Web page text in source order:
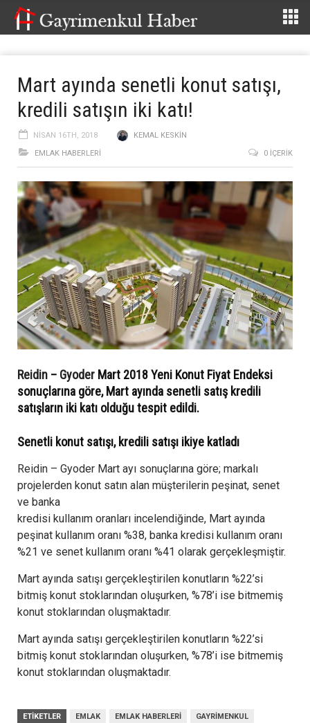
Mart ayında senetli konut satışı,
kredili satışın iki katı!
NISAN 16TH, 2018
KEMAL KESKIN
EMLAK HABERLERI
0 İÇERIK
Reidin – Gyoder Mart 2018 Yeni Konut Fiyat Endeksi
sonuçlarına göre, Mart ayında senetli satış kredili
satışların iki katı olduğu tespit edildi.
Senetli konut satışı, kredili satışı ikiye katladı
Reidin – Gyoder Mart ayı sonuçlarına göre; markalı
projelerden konut satın alan müşterilerin peşinat, senet
ve banka
kredisi kullanım oranları incelendiğinde, Mart ayında
peşinat kullanım oranı %38, banka kredisi kullanım oranı
%21 ve senet kullanım oranı %41 olarak gerçekleşmiştir.
Mart ayında satışı gerçekleştirilen konutların %22’si
bitmiş konut stoklarından oluşurken, %78’i ise bitmemiş
konut stoklarından oluşmaktadır.
Mart ayında satışı gerçekleştirilen konutların %22’si
bitmiş konut stoklarından oluşurken, %78’i ise bitmemiş
konut stoklarından oluşmaktadır.
ETIKETLER EMLAK EMLAK HABERLERI GAYRIMENKUL